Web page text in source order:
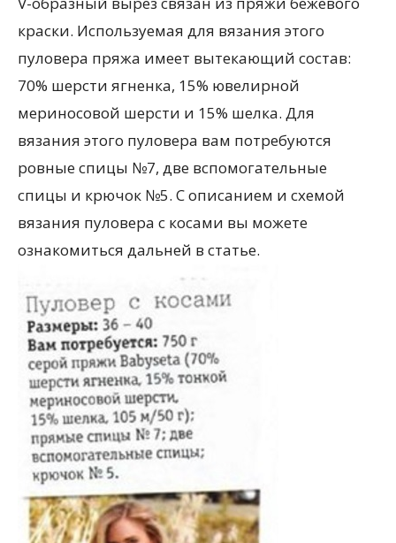
краски. Используемая для вязания этого
пуловера пряжа имеет вытекающий состав:
70% шерсти ягненка, 15% ювелирной
мериносовой шерсти и 15% шелка. Для
вязания этого пуловера вам потребуются
ровные спицы №7, две вспомогательные
спицы и крючок №5. С описанием и схемой
вязания пуловера с косами вы можете
ознакомиться дальней в статье.